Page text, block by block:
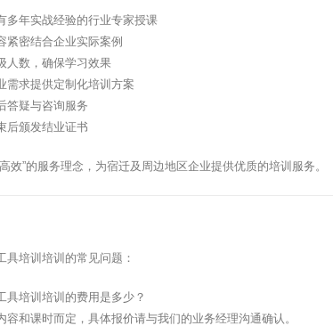
多年实战经验的行业专家授课
紧密结合企业实际案例
人数，确保学习效果
需求提供定制化培训方案
答疑与咨询服务
后颁发结业证书
效”的服务理念，为宿迁及周边地区企业提供优质的培训服务。
具培训培训的常见问题：
具培训培训的费用是多少？
容和课时而定，具体报价请与我们的业务经理沟通确认。